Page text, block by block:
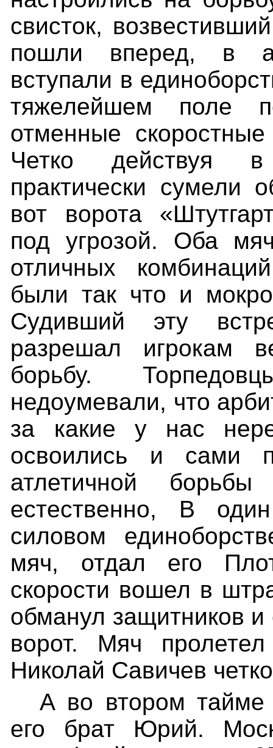
свисток,
пошли вперед, в
вступали в
тяжелейшем поле
отменные
Четко действуя в
практически сумели
вот ворота
под угрозой. Оба
отличных
были так что и
Судивший эту
разрешал игрокам
борьбу.
недоумевали, что
за какие у нас
освоились и сами
атлетичной
естественно, В
силовом
мяч, отдал его
скорости вошел в
обманул защитников
ворот. Мяч
Николай Савичев
А во втором тайме
его брат Юрий.